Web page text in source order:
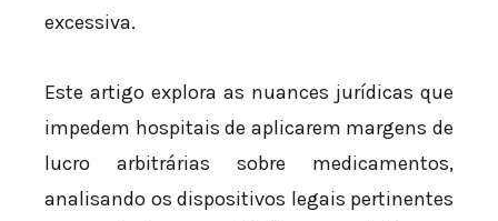
excessiva.
Este artigo explora as nuances jurídicas que
impedem hospitais de aplicarem margens de
lucro arbitrárias sobre medicamentos,
analisando os dispositivos legais pertinentes